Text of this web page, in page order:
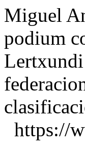
Miguel
podium
https://